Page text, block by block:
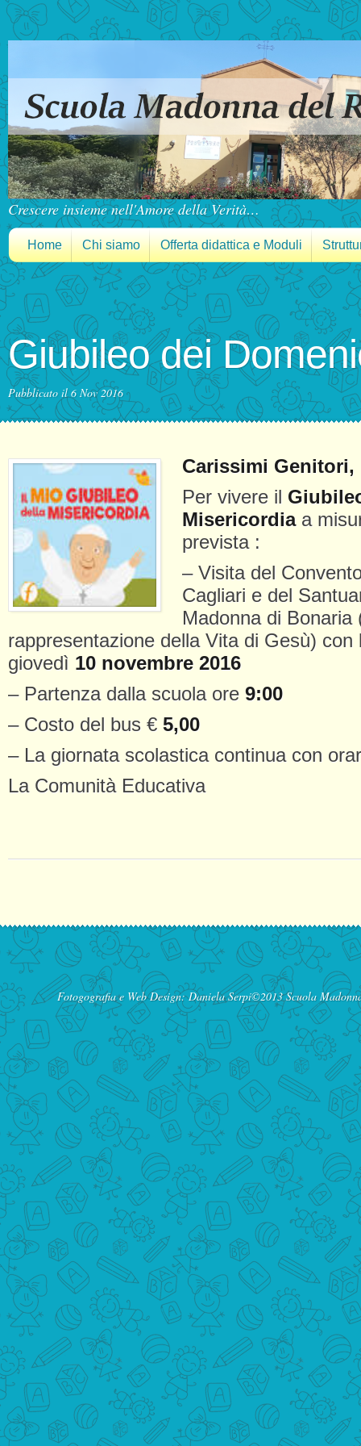
Crescere insieme nell'Amore della Verità…
Home Chi siamo Offerta didattica e Moduli
Giubileo dei
Pubblicato il 6 Nov 2016
Carissimi Genitori,
Per vivere il
Misericordiaa
prevista :
– Visita del
Cagliari e del
Madonna di Bonaria
rappresentazione della Vita di Gesù) con
giovedì 10 novembre 2016
– Partenza dalla scuola ore 9:00
– Costo del bus € 5,00
– La giornata scolastica continua con
La Comunità Educativa
©2013 Scuola
Fotogografia e Web Design:Daniela Serpi